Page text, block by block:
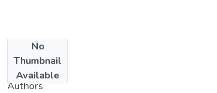
No
Thumbnail
Available
1980
Authors